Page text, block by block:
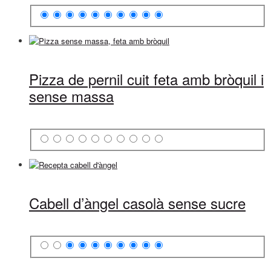
Pizza de pernil cuit feta amb bròquil i
sense massa
Cabell d’àngel casolà sense sucre